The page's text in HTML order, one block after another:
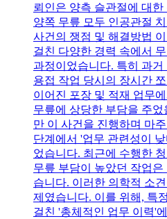
뢰인은 양측 슬관절에 대
양쪽 무릎 모두 인공관절
사건의 쟁점 및 해결방법
걸친 다양한 경력 속에서
과정이었습니다. 특히 과
용접 작업 당시의 장시간
이어진 포장 및 적재 업무
무릎에 상당한 부담을 주었
만 이 사건을 진행하며 마
단계에서 '업무 관련성이
었습니다. 최근에 수행한
무릎 부담이 높았던 작업
습니다. 이러한 의학적 소
제였습니다. 이를 위해, 특
걸친 '총체적인 업무 이력'